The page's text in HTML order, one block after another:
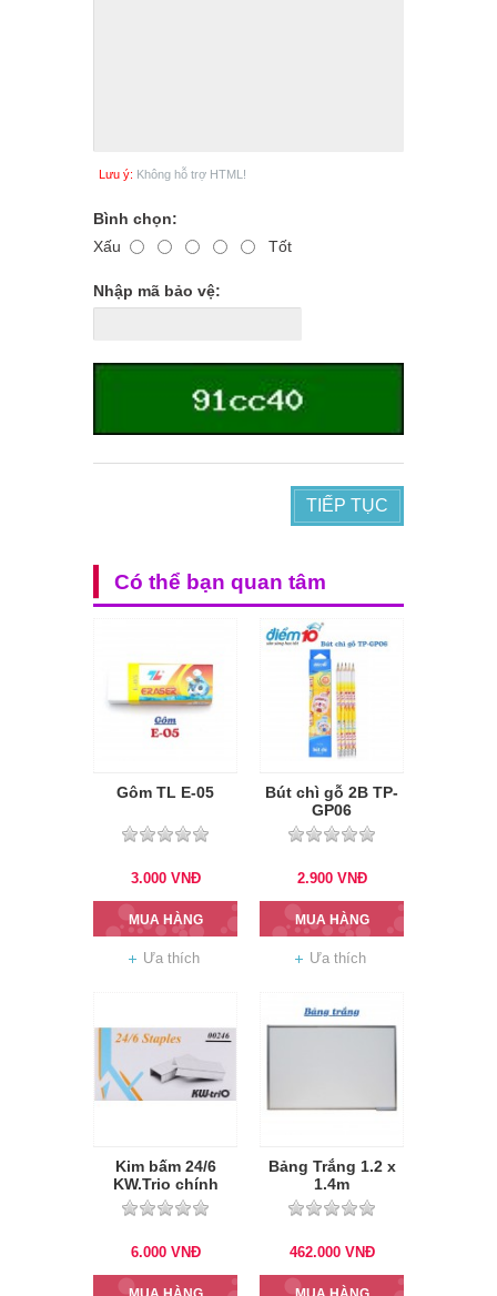
Lưu ý: Không hỗ trợ HTML!
Bình chọn:
Xấu
Tốt
Nhập mã bảo vệ:
TIẾP TỤC
Có thể bạn quan tâm
Gôm TL E-05
3.000 VNĐ
MUA HÀNG
Ưa thích
Bút chì gỗ 2B TP-
GP06
2.900 VNĐ
MUA HÀNG
Ưa thích
Kim bấm 24/6
KW.Trio chính
hãng
6.000 VNĐ
Bảng Trắng 1.2 x
1.4m
462.000 VNĐ